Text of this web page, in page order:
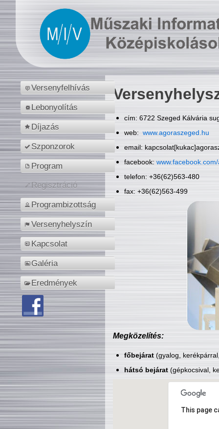
Versenyfelhívás
Lebonyolítás
Díjazás
Szponzorok
Program
Regisztráció
Programbizottság
Versenyhelyszín
Kapcsolat
Galéria
Eredmények
cím: 6722 Szeged Kálvária
web: www.agoraszeged.hu
email:
facebook:
telefon: +36(62)563-480
fax: +36(62)563-499
Megközelítés:
főbejárat(gyalog,
hátsó bejárat(gépkocsival,
This page